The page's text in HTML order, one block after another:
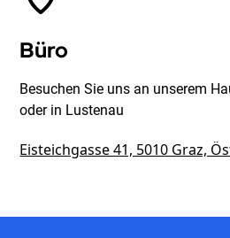
Büro
Besuchen Sie uns an unserem
oder in Lustenau
Eisteichgasse 41, 5010 Graz,